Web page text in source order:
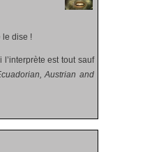
le dise !
est tout sauf
Austrian and